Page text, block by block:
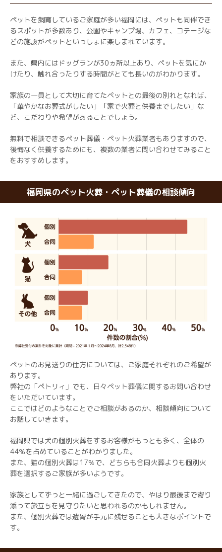
ペットを飼育しているご家庭が多い福岡には、ペットも同伴でき
るスポットが多数あり、公園やキャンプ場、カフェ、コテージな
どの施設がペットといっしょに楽しまれています。
また、県内にはドッグランが30ヵ所以上あり、ペットを気にか
けたり、触れ合ったりする時間がとても長いのがわかります。
家族の一員として大切に育てたペットとの最後の別れとなれば、
「華やかなお葬式がしたい」「家で火葬と供養までしたい」な
ど、こだわりや希望があることでしょう。
無料で相談できるペット葬儀・ペット火葬業者もありますので、
後悔なく供養するためにも、複数の業者に問い合わせてみること
をおすすめします。
福岡県のペット火葬・ペット葬儀の相談傾向
ペットのお見送りの仕方については、ご家庭それぞれのご希望が
あります。
弊社の「ペトリィ」でも、日々ペット葬儀に関するお問い合わせ
をいただいています。
ここではどのようなことでご相談があるのか、相談傾向について
お話していきます。
福岡県では犬の個別火葬をするお客様がもっとも多く、全体の
44％を占めていることがわかりました。
また、猫の個別火葬は17％で、どちらも合同火葬よりも個別火
葬を選択するご家族が多いようです。
家族としてずっと一緒に過ごしてきたので、やはり最後まで寄り
添って旅立ちを見守りたいと思われるのかもしれません。
また、個別火葬では遺骨が手元に残せることも大きなポイントで
す。